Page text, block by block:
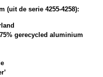
(uit de serie 4255-4258):
gerecycled aluminium